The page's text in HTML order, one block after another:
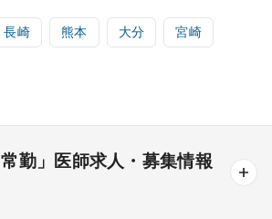
長崎 熊本 大分 宮崎
勤」医師求人・募集情報